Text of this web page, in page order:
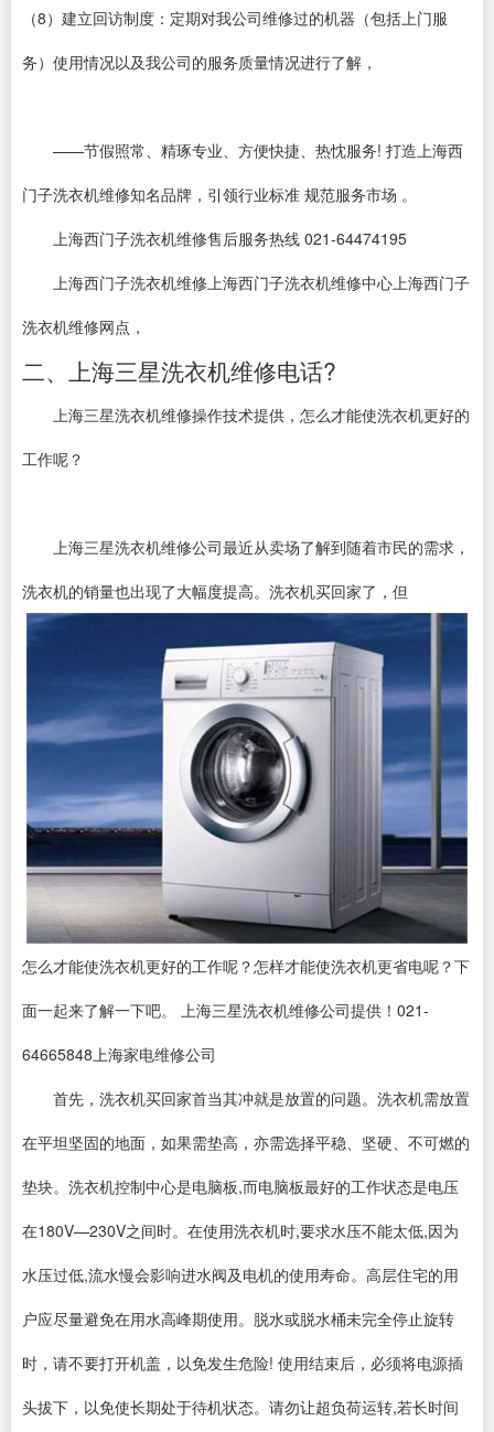
（8）建立回访制度：定期对我公司维修过的机器（包括上门服
务）使用情况以及我公司的服务质量情况进行了解，
——节假照常、精琢专业、方便快捷、热忱服务! 打造上海西
门子洗衣机维修知名品牌，引领行业标准 规范服务市场 。
上海西门子洗衣机维修售后服务热线 021-64474195
上海西门子洗衣机维修上海西门子洗衣机维修中心上海西门子
洗衣机维修网点，
二、上海三星洗衣机维修电话?
上海三星洗衣机维修操作技术提供，怎么才能使洗衣机更好的
工作呢？
上海三星洗衣机维修公司最近从卖场了解到随着市民的需求，
洗衣机的销量也出现了大幅度提高。洗衣机买回家了，但
怎么才能使洗衣机更好的工作呢？怎样才能使洗衣机更省电呢？下
面一起来了解一下吧。 上海三星洗衣机维修公司提供！021-
64665848上海家电维修公司
首先，洗衣机买回家首当其冲就是放置的问题。洗衣机需放置
在平坦坚固的地面，如果需垫高，亦需选择平稳、坚硬、不可燃的
垫块。洗衣机控制中心是电脑板,而电脑板最好的工作状态是电压
在180V—230V之间时。在使用洗衣机时,要求水压不能太低,因为
水压过低,流水慢会影响进水阀及电机的使用寿命。高层住宅的用
户应尽量避免在用水高峰期使用。脱水或脱水桶未完全停止旋转
时，请不要打开机盖，以免发生危险! 使用结束后，必须将电源插
头拔下，以免使长期处于待机状态。请勿让超负荷运转,若长时间